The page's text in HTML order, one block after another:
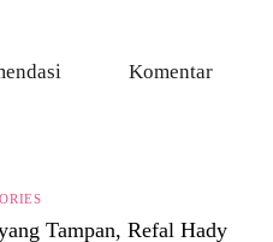
Komentar
Tampan, Refal Hady